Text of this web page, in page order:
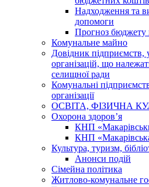
Надходження та
допомоги
Прогноз бюджету
Комунальне майно
Довідник підприємств,
організацій, що
селищної ради
Комунальні
організації
ОСВІТА, ФІЗИЧНА
Охорона здоров’я
КНП
КНП
Культура, туризм,
Анонси подій
Сімейна політика
Житлово-комунальне